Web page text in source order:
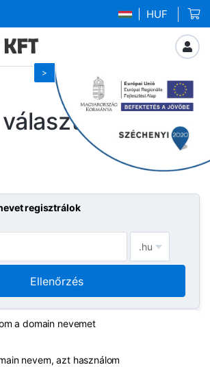
| HUF
regisztrálok
Ellenőrzés
a domain nevemet
nevem, azt használom